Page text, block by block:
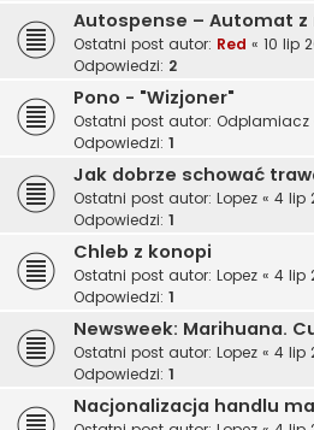
Autospense – Automat z
Ostatni post autor: Red « 10 lip
Odpowiedzi: 2
Pono - "Wizjoner"
Ostatni post autor: Odplamiacz
Odpowiedzi: 1
Jak dobrze schować
Ostatni post autor: Lopez « 4 lip
Odpowiedzi: 1
Chleb z konopi
Ostatni post autor: Lopez « 4 lip
Odpowiedzi: 1
Newsweek: Marihuana.
Ostatni post autor: Lopez « 4 lip
Odpowiedzi: 1
Nacjonalizacja handlu